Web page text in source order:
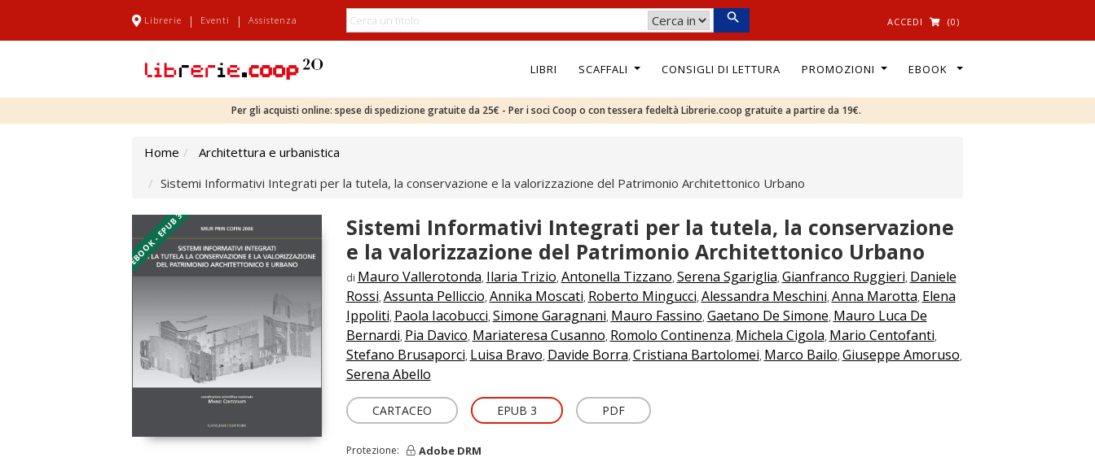
Librerie | Eventi | Assistenza ACCEDI (0)
LIBRI SCAFFALI CONSIGLI DI LETTURA PROMOZIONI EBOOK
Per gli acquisti online: spese di spedizione gratuite da 25€ - Per i soci Coop o con tessera fedeltà Librerie.coop gratuite a partire da 19€.
Home
Architettura e urbanistica
Sistemi Informativi Integrati per la tutela, la conservazione e la valorizzazione del Patrimonio Architettonico Urbano
EBOOK - EPUB 3
Sistemi Informativi Integrati per la tutela, la conservazione
e la valorizzazione del Patrimonio Architettonico Urbano
di Mauro Vallerotonda, Ilaria Trizio, Antonella Tizzano, Serena Sgariglia, Gianfranco Ruggieri, Daniele
Rossi, Assunta Pelliccio, Annika Moscati, Roberto Mingucci, Alessandra Meschini, Anna Marotta, Elena
Ippoliti, Paola Iacobucci, Simone Garagnani, Mauro Fassino, Gaetano De Simone, Mauro Luca De
Bernardi, Pia Davico, Mariateresa Cusanno, Romolo Continenza, Michela Cigola, Mario Centofanti,
Stefano Brusaporci, Luisa Bravo, Davide Borra, Cristiana Bartolomei, Marco Bailo, Giuseppe Amoruso,
Serena Abello
CARTACEO EPUB 3 PDF
Protezione: Adobe DRM